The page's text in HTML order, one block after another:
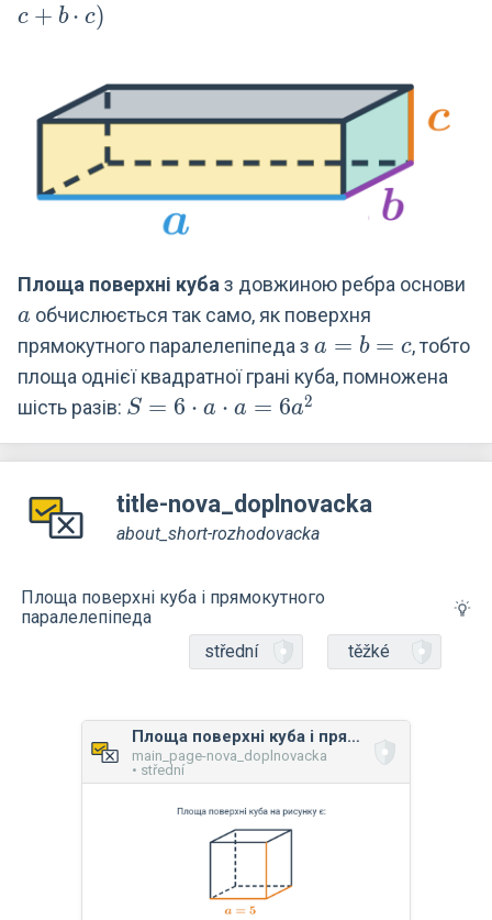
c + b
\cdot
c)
c + b ⋅ c)
Площа поверхні кубаз довжиною ребра основи
a обчислюється так само, як поверхня
прямокутного паралелепіпеда з a=b=c
a = b = c, тобто
площа однієї квадратної грані куба, помножена
шість разів: S =
6\cdot
a\cdot
a =
6a^2
S = 6 ⋅ a ⋅ a = 6a2
title-nova_doplnovacka
about_short-rozhodovacka
Площа поверхні куба і прямокутного
паралелепіпеда
střední
těžké
Площа поверхні куба і прямокутного паралелепіпеда
main_page-nova_doplnovacka
• střední